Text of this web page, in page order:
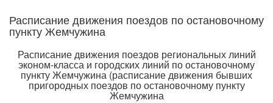
Расписание движения поездов по остановочному
пункту Жемчужина
Расписание движения поездов региональных линий
эконом-класса и городских линий по остановочному
пункту Жемчужина (расписание движения бывших
пригородных поездов по остановочному пункту
Жемчужина